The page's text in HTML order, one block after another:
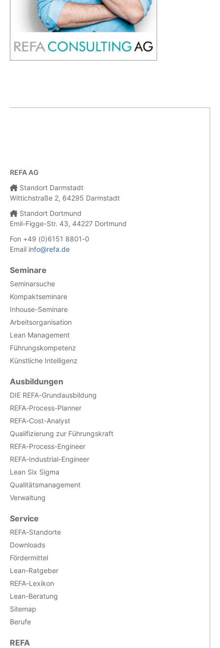
REFA AG
Standort Darmstadt
Wittichstraße 2, 64295 Darmstadt
Standort Dortmund
Emil-Figge-Str. 43, 44227 Dortmund
Fon +49 (0)6151 8801-0
Email info@refa.de
Seminare
Seminarsuche
Kompaktseminare
Inhouse-Seminare
Arbeitsorganisation
Lean Management
Führungskompetenz
Künstliche Intelligenz
Ausbildungen
DIE REFA-Grundausbildung
REFA-Process-Planner
REFA-Cost-Analyst
Qualifizierung zur Führungskraft
REFA-Process-Engineer
REFA-Industrial-Engineer
Lean Six Sigma
Qualitätsmanagement
Verwaltung
Service
REFA-Standorte
Downloads
Fördermittel
Lean-Ratgeber
REFA-Lexikon
Lean-Beratung
Sitemap
Berufe
REFA